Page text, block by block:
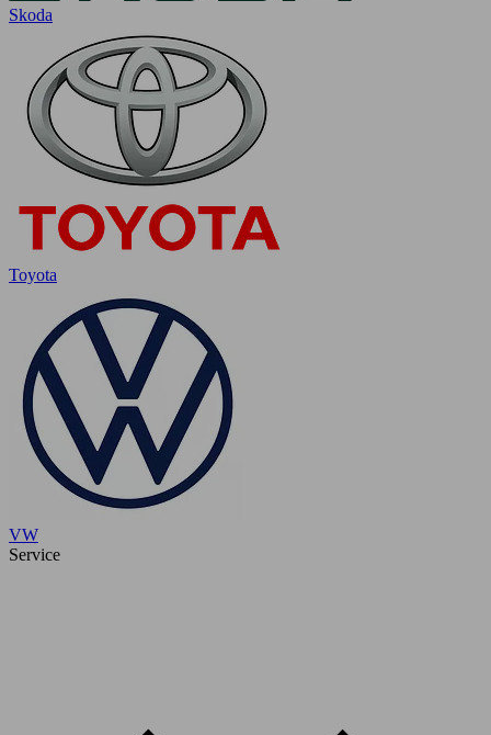
Skoda
Toyota
VW
Service